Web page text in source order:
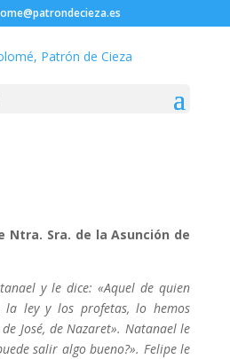
Ntra. Sra. de la Asunción de
y le dice: «Aquel de quien
la ley y los profetas, lo hemos
José, de Nazaret». Natanael le
salir algo bueno?». Felipe le